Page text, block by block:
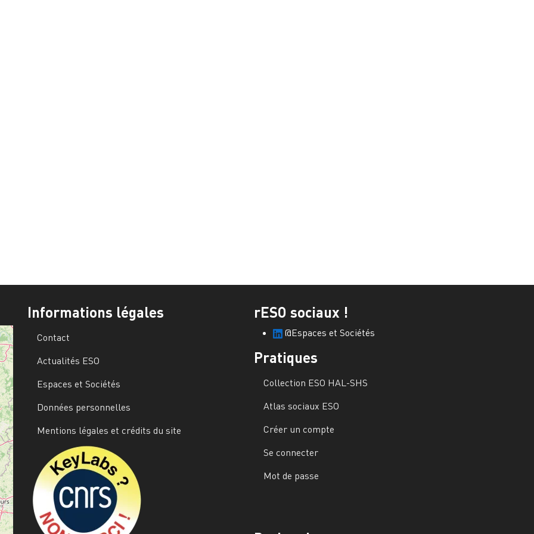
Informations légales
Contact
Actualités ESO
Espaces et Sociétés
Données personnelles
Mentions légales et crédits du site
rESO sociaux !
@Espaces et Sociétés
Pratiques
Collection ESO HAL-SHS
Atlas sociaux ESO
Créer un compte
Se connecter
Mot de passe